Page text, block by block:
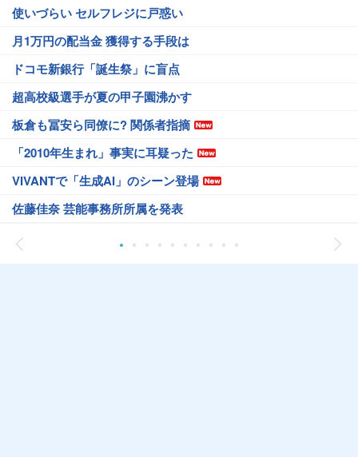
使いづらい セルフレジに戸惑い
月1万円の配当金 獲得する手段は
ドコモ新銀行「誕生祭」に盲点
超高校級選手が夏の甲子園沸かす
板倉も冨安ら同僚に? 関係者指摘
「2010年生まれ」事実に耳疑った
VIVANTで「生成AI」のシーン登場
佐藤佳奈 芸能事務所所属を発表